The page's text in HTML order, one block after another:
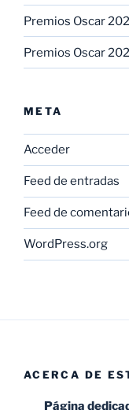
Premios Oscar
Premios Oscar
META
Acceder
Feed de entradas
Feed de
WordPress.org
ACERCA DE
Página